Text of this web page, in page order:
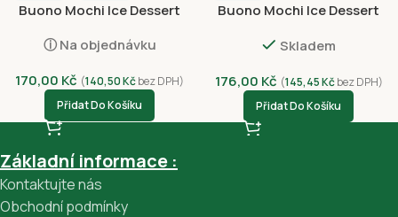
Buono Mochi Ice Dessert
ⓘ Na objednávku
170,00 Kč (140,50Kčbez DPH)
Přidat Do Košíku
Buono Mochi Ice Dessert
Skladem
176,00 Kč (145,45Kčbez DPH)
Přidat Do Košíku
Základní informace :
Kontaktujte nás
Obchodní podmínky